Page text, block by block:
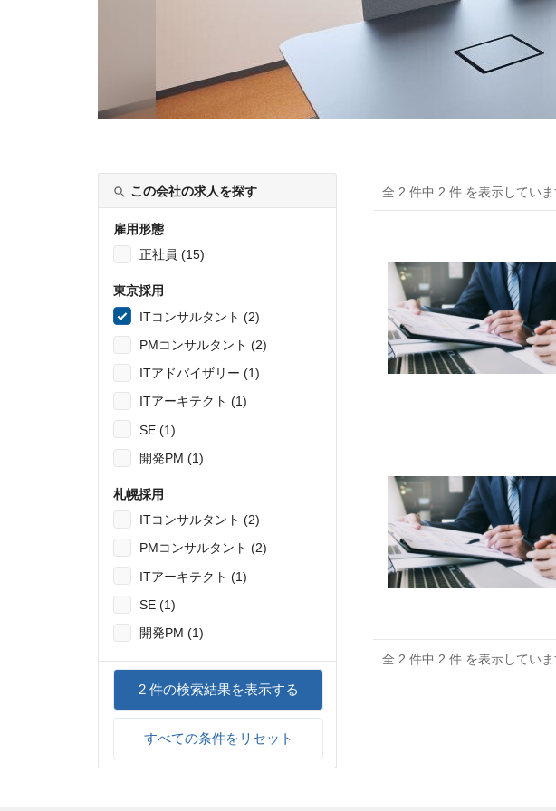
この会社の求人を探す
雇用形態
正社員 (15)
東京採用
ITコンサルタント (2)
PMコンサルタント (2)
ITアドバイザリー (1)
ITアーキテクト (1)
SE (1)
開発PM (1)
札幌採用
ITコンサルタント (2)
PMコンサルタント (2)
ITアーキテクト (1)
SE (1)
開発PM (1)
2件の検索結果を表示する
すべての条件をリセット
全 2 件中 2 件 を表示していま
全 2 件中 2 件 を表示していま